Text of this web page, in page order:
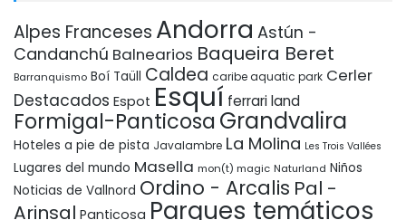
Alpes Franceses Andorra Astún -
Candanchú Balnearios Baqueira Beret
Barranquismo Boí Taüll Caldea caribe aquatic park Cerler
Destacados Espot Esquí ferrari land
Formigal-Panticosa Grandvalira
Hoteles a pie de pista Javalambre La Molina Les Trois Vallées
Lugares del mundo Masella mon(t) magic Naturland Niños
Noticias de Vallnord Ordino - Arcalis Pal -
Arinsal Panticosa Parques temáticos